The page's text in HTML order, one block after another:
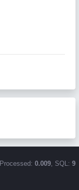
Processed: 0.009, SQL: 9